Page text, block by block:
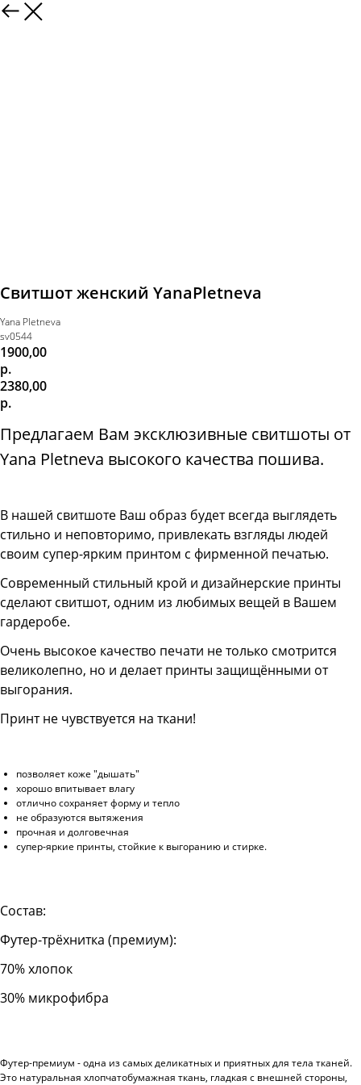
Свитшот женский YanaPletneva
Yana Pletneva
sv0544
1900,00
р.
2380,00
р.
Предлагаем Вам эксклюзивные свитшоты от
Yana Pletneva высокого качества пошива.
В нашей свитшоте Ваш образ будет всегда выглядеть
стильно и неповторимо, привлекать взгляды людей
своим супер-ярким принтом с фирменной печатью.
Современный стильный крой и дизайнерские принты
сделают свитшот, одним из любимых вещей в Вашем
гардеробе.
Очень высокое качество печати не только смотрится
великолепно, но и делает принты защищёнными от
выгорания.
Принт не чувствуется на ткани!
позволяет коже "дышать"
хорошо впитывает влагу
отлично сохраняет форму и тепло
не образуются вытяжения
прочная и долговечная
супер-яркие принты, стойкие к выгоранию и стирке.
Состав:
Футер-трёхнитка (премиум):
70% хлопок
30% микрофибра
Футер-премиум - одна из самых деликатных и приятных для тела тканей.
Это натуральная хлопчатобумажная ткань, гладкая с внешней стороны,